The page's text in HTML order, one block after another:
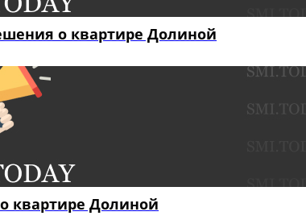
о квартире Долиной
квартире Долиной